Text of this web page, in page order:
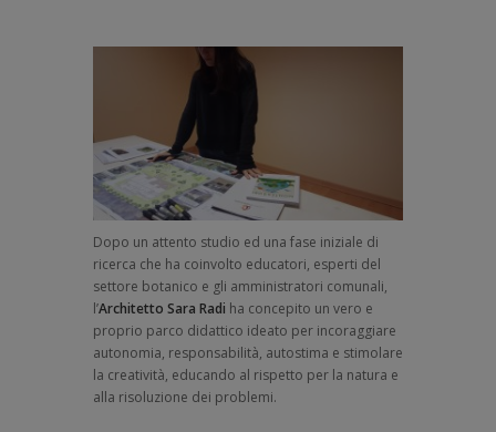
Dopo un attento studio ed una fase iniziale di
ricerca che ha coinvolto educatori, esperti del
settore botanico e gli amministratori comunali,
l’Architetto Sara Radi ha concepito un vero e
proprio parco didattico ideato per incoraggiare
autonomia, responsabilità, autostima e stimolare
la creatività, educando al rispetto per la natura e
alla risoluzione dei problemi.